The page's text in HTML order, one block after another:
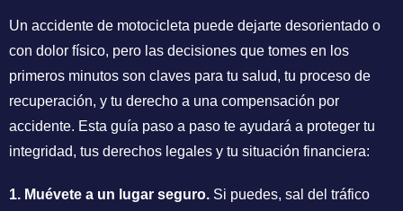
Un accidente de motocicleta puede dejarte desorientado o
con dolor físico, pero las decisiones que tomes en los
primeros minutos son claves para tu salud, tu proceso de
recuperación, y tu derecho a una compensación por
accidente. Esta guía paso a paso te ayudará a proteger tu
integridad, tus derechos legales y tu situación financiera:
1. Muévete a un lugar seguro. Si puedes, sal del tráfico